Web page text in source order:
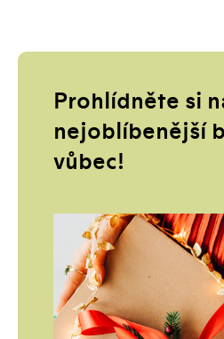
Prohlídněte si
nejoblíbenější
vůbec!